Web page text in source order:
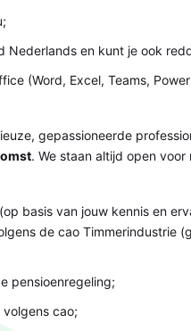
Nederlands en kunt je ook
(Word, Excel, Teams,
gepassioneerde
. We staan altijd open
basis van jouw kennis en
de cao Timmerindustrie
pensioenregeling;
cao;